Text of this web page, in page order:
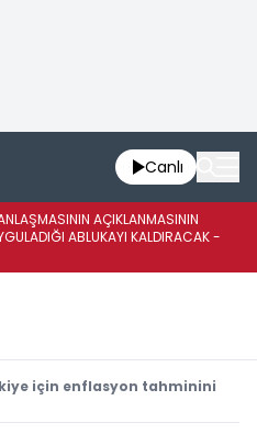
Canlı
AÇIKLANMASININ
ABLUKAYI KALDIRACAK -
için enflasyon tahminini